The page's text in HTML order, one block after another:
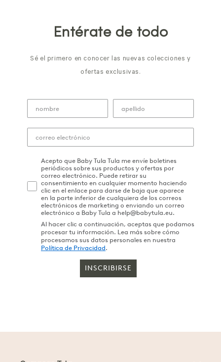
Entérate de todo
Sé el primero en conocer las nuevas colecciones y
ofertas exclusivas.
Acepto que Baby Tula Tula me envíe boletines
periódicos sobre sus productos y ofertas por
correo electrónico. Puede retirar su
consentimiento en cualquier momento haciendo
clic en el enlace para darse de baja que aparece
en la parte inferior de cualquiera de los correos
electrónicos de marketing o enviando un correo
electrónico a Baby Tula a help@babytula.eu.
Al hacer clic a continuación, aceptas que podamos
procesar tu información. Lea más sobre cómo
procesamos sus datos personales en nuestra
Política de Privacidad.
INSCRIBIRSE